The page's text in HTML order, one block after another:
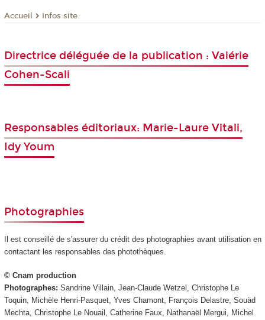
Accueil Infos site
Directrice déléguée de la publication : Valérie
Cohen-Scali
Responsables éditoriaux: Marie-Laure Vitali,
Idy Youm
Photographies
Il est conseillé de s'assurer du crédit des photographies avant utilisation en
contactant les responsables des photothèques.
© Cnam production
Photographes: Sandrine Villain, Jean-Claude Wetzel, Christophe Le
Toquin, Michèle Henri-Pasquet, Yves Chamont, François Delastre, Souäd
Mechta, Christophe Le Nouail, Catherine Faux, Nathanaël Mergui, Michel